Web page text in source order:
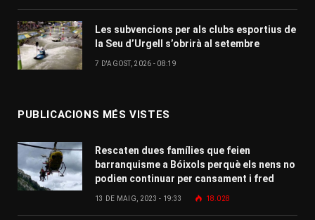
Les subvencions per als clubs esportius de
la Seu d’Urgell s’obrirà al setembre
7 D'AGOST, 2026 - 08:19
PUBLICACIONS MÉS VISTES
Rescaten dues famílies que feien
barranquisme a Bóixols perquè els nens no
podien continuar per cansament i fred
13 DE MAIG, 2023 - 19:33 18.028